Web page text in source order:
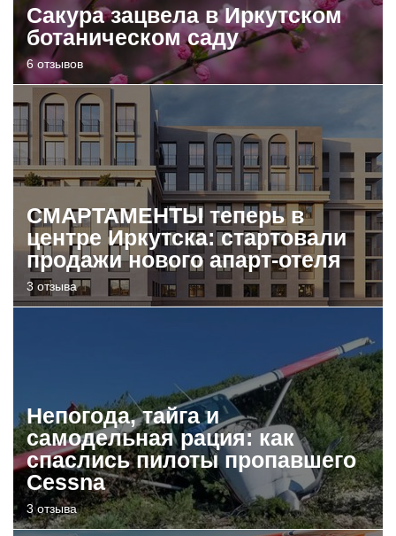
Сакура зацвела в Иркутском
ботаническом саду
6 отзывов
СМАРТАМЕНТЫ теперь в
центре Иркутска: стартовали
продажи нового апарт-отеля
3 отзыва
Непогода, тайга и
самодельная рация: как
спаслись пилоты пропавшего
Cessna
3 отзыва